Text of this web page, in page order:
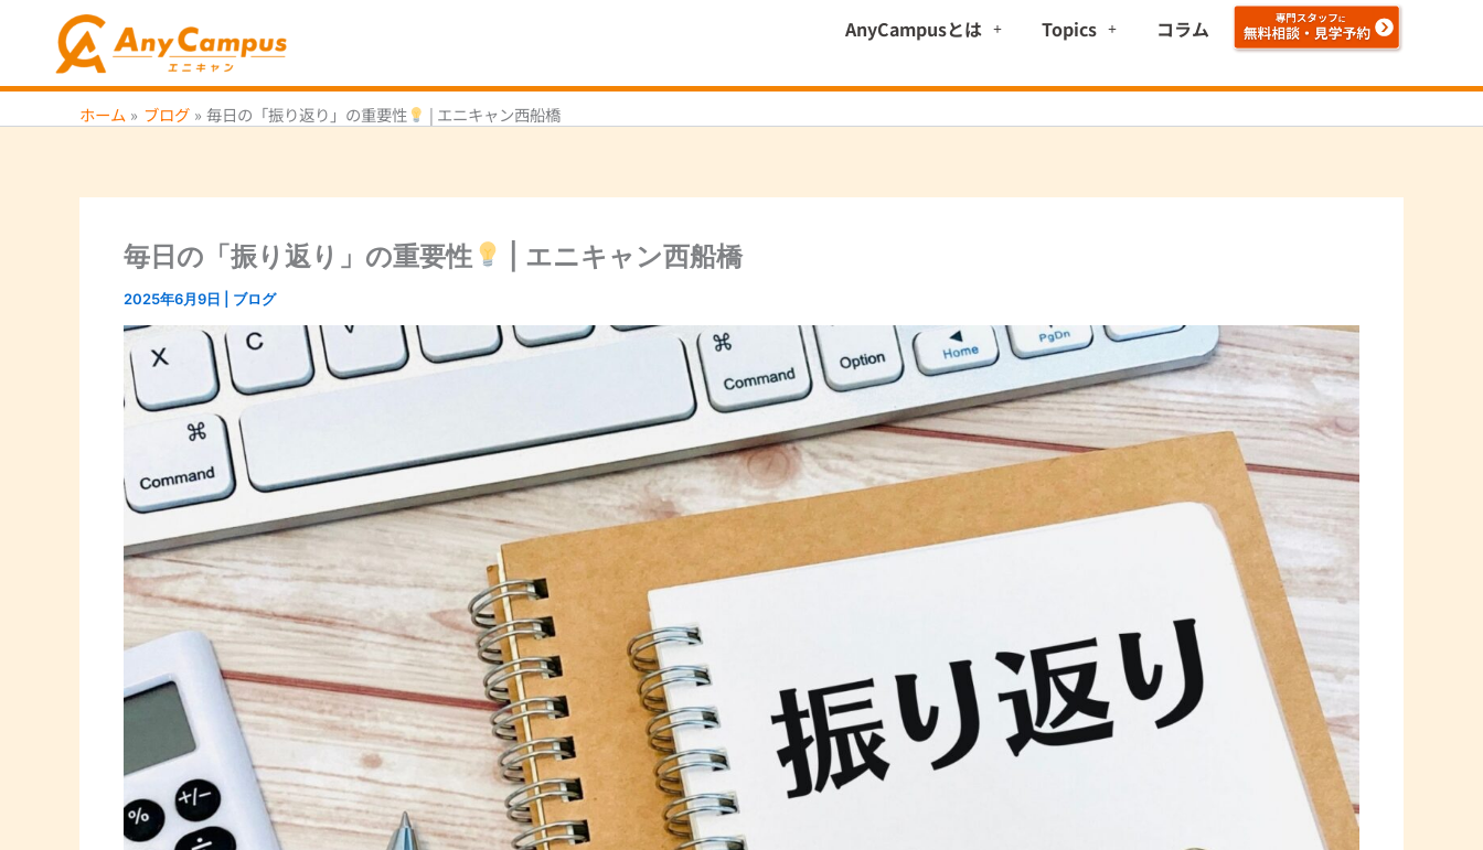
キ
AnyCampusとは Topics コラム
ホーム ブログ 毎日の「振り返り」の重要性 | エニキャン西船橋
毎日の「振り返り」の重要性 | エニキャン西船橋
2025年6月9日 ブログ